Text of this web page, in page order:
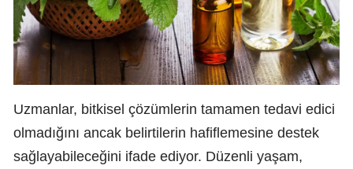
Uzmanlar, bitkisel çözümlerin tamamen tedavi edici
olmadığını ancak belirtilerin hafiflemesine destek
sağlayabileceğini ifade ediyor. Düzenli yaşam,